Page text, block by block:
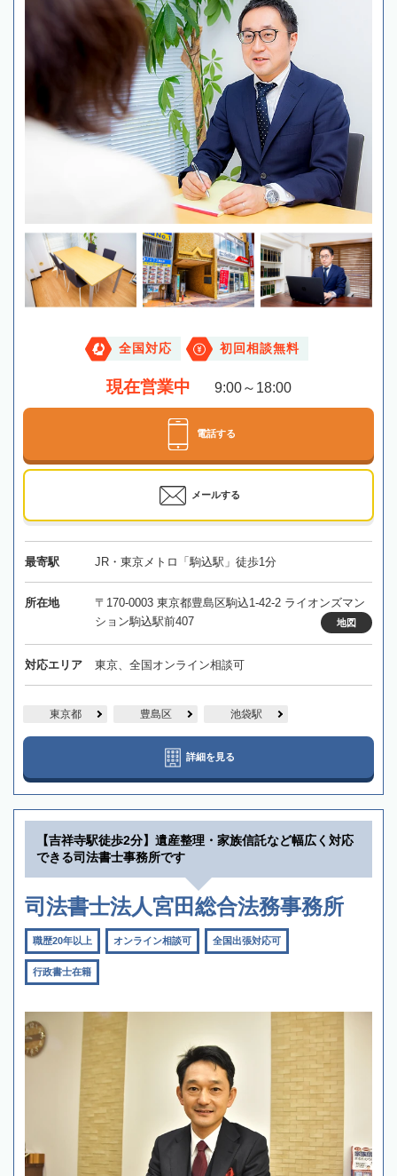
全国対応 初回相談無料
現在営業中 9:00～18:00
電話する
メールする
最寄駅 JR・東京メトロ「駒込駅」徒歩1分
所在地
〒170-0003 東京都豊島区駒込1-42-2 ライオンズマン
ション駒込駅前407
地図
対応エリア 東京、全国オンライン相談可
東京都 豊島区 池袋駅
詳細を見る
【吉祥寺駅徒歩2分】遺産整理・家族信託など幅広く対応
できる司法書士事務所です
司法書士法人宮田総合法務事務所
職歴20年以上 オンライン相談可 全国出張対応可
行政書士在籍